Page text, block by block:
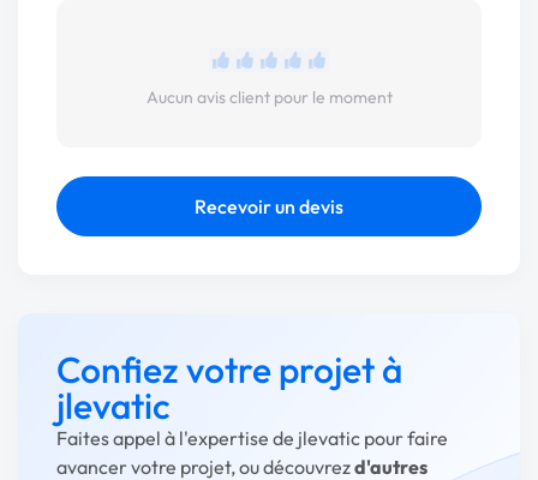
Aucun avis client pour le moment
Recevoir un devis
Confiez votre projet à
jlevatic
Faites appel à l'expertise de jlevatic pour faire
avancer votre projet, ou découvrezd'autres